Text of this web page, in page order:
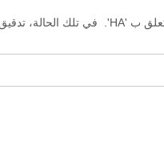
هناك احتمال أنه حتى بعد التغييرات السابقة، لا يمكن بدء وكيل الترخيص. التكوين الآخر الذي يمكن أن يعيق التغييرات يتعلق ب 'HA'. في تلك الحالة، تدقيق